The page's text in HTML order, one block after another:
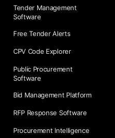
Tender Management
Software
Free Tender Alerts
CPV Code Explorer
Public Procurement
Software
Bid Management Platform
RFP Response Software
Procurement Intelligence